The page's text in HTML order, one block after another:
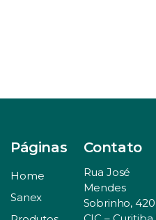
Páginas
Home
Sanex
Contato
Rua José
Mendes
Sobrinho, 420